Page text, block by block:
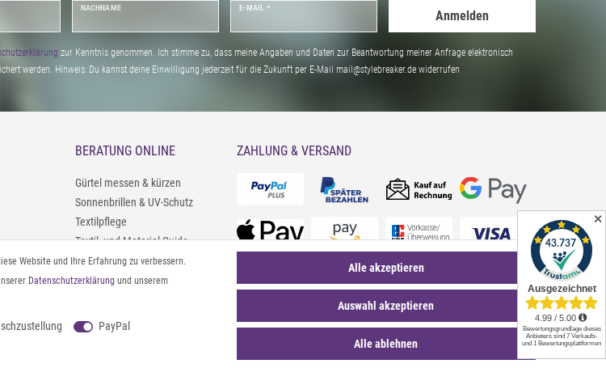
NACHNAME E-MAIL *
Anmelden
zur Kenntnis genommen. Ich stimme zu, dass meine Angaben und Daten zur Beantwortung meiner Anfrage elektronisch
werden. Hinweis: Du kannst deine Einwilligung jederzeit für die Zukunft per E-Mail mail@stylebreaker.de widerrufen
BERATUNG ONLINE
Gürtel messen & kürzen
Sonnenbrillen & UV-Schutz
Textilpflege
Textil- und Material-Guide
Geldbörse richtig organisieren
Pflegeanleitung für Caps
ZAHLUNG & VERSAND
Website und Ihre Erfahrung zu verbessern.
Daten­schutz­erklärung und unserem
PayPal
Auswahl akzeptieren
Alle ablehnen
Alle akzeptieren
✕